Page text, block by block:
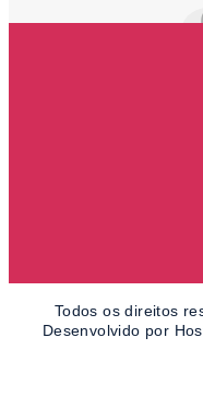
Todos os direitos
Desenvolvido por